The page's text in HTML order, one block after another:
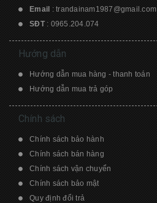
Email : trandainam1987@gmail.com
SĐT : 0965.204.074
Hướng dẫn
Hướng dẫn mua hàng - thanh toán
Hướng dẫn mua trả góp
Chính sách
Chính sách bảo hành
Chính sách bán hàng
Chính sách vận chuyển
Chính sách bảo mật
Quy định đổi trả